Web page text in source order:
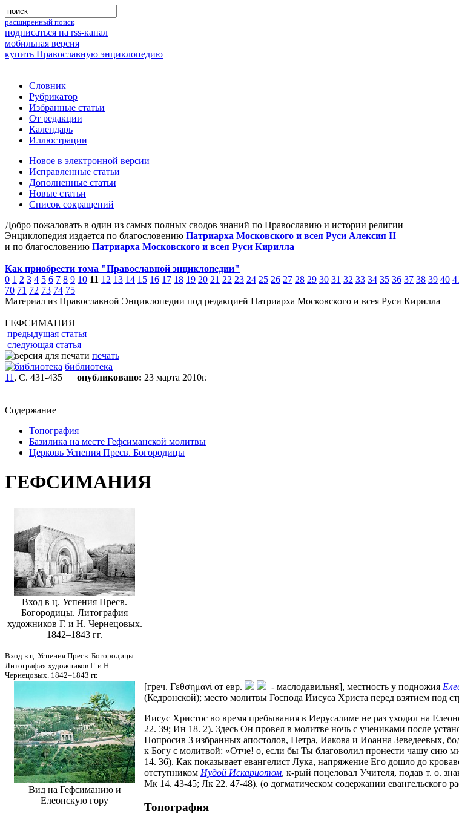
расширенный поиск
подписаться на rss-канал
мобильная версия
купить Православную энциклопедию
Словник
Рубрикатор
Избранные статьи
От редакции
Календарь
Иллюстрации
Новое в электронной версии
Исправленные статьи
Дополненные статьи
Новые статьи
Список сокращений
Добро пожаловать в один из самых полных сводов знаний по Православию и истории религии
Энциклопедия издается по благословению Патриарха Московского и всея Руси Алексия II
и по благословению Патриарха Московского и всея Руси Кирилла
Как приобрести тома "Православной энциклопедии"
0 1 2 3 4 5 6 7 8 9 10 11 12 13 14 15 16 17 18 19 20 21 22 23 24 25 26 27 28 29 30 31 32 33 34 35 36 37 38 39 40
70 71 72 73 74 75
Материал из Православной Энциклопедии под редакцией Патриарха Московского и всея Руси Кирилла
ГЕФСИМАНИЯ
предыдущая статья
следующая статья
печать
библиотека
11 , С. 431-435 опубликовано: 23 марта 2010г.
Содержание
Топография
Базилика на месте Гефсиманской молитвы
Церковь Успения Пресв. Богородицы
ГЕФСИМАНИЯ
Вход в ц. Успения Пресв.
Богородицы. Литография
художников Г. и Н. Чернецовых.
1842–1843 гг.
Вход в ц. Успения Пресв. Богородицы.
Литография художников Г. и Н.
Чернецовых. 1842–1843 гг.
Вид на Гефсиманию и
Елеонскую гору
[греч. Γεθσημανί от евр. - маслодавильня], местность у подножия
(Кедронской); место молитвы Господа Иисуса Христа перед взятием под
Иисус Христос во время пребывания в Иерусалиме не раз уходил на
22. 39; Ин 18. 2). Здесь Он провел в молитве ночь с учениками после
Попросив 3 избранных апостолов, Петра, Иакова и Иоанна Зеведеевых,
к Богу с молитвой: «Отче! о, если бы Ты благоволил пронести чашу
14. 36). Как показывает евангелист Лука, напряжение Его дошло до
отступником Иудой Искариотом, к-рый поцеловал Учителя, подав т. о.
Мк 14. 43-45; Лк 22. 47-48). (о догматическом содержании евангельского
Топография